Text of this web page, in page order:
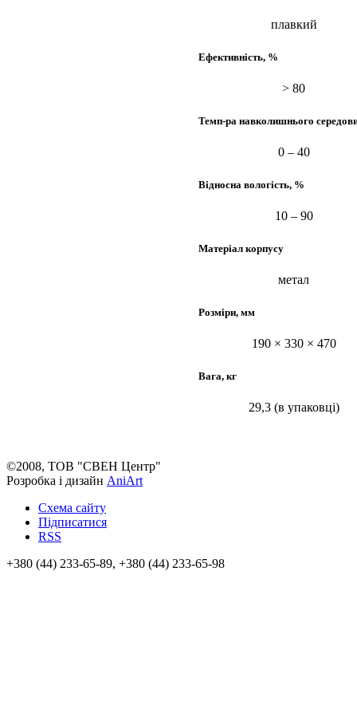
плавкий
Ефективність, %
> 80
Темп-ра навколишнього
0 – 40
Відносна вологість, %
10 – 90
Матеріал корпусу
метал
Розміри, мм
190 × 330 × 470
Вага, кг
29,3 (в упаковці)
©2008, ТОВ "СВЕН Центр"
Розробка і дизайн AniArt
Схема сайту
Підписатися
RSS
+380 (44) 233-65-89, +380 (44) 233-65-98